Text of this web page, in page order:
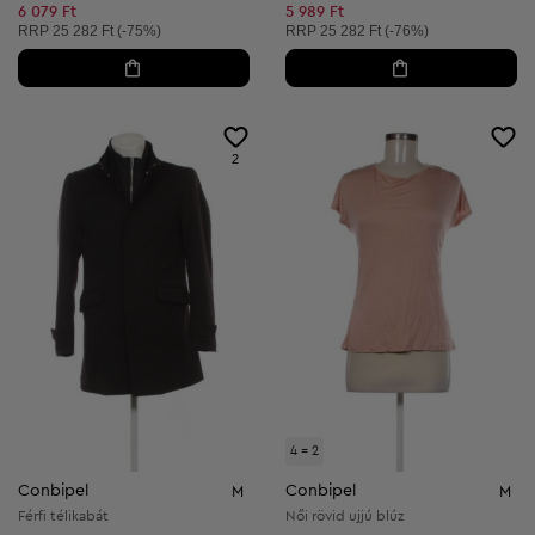
Csökkentett ár:
6 079 Ft
Ajánlott ár:
RRP 25 282 Ft (-75%)
Csökkentett ár:
5 989 Ft
Ajánlott ár:
RRP 25 282 Ft (-76%)
2
Conbipel M
Férfi télikabát
4 = 2
Conbipel M
Női rövid ujjú blúz